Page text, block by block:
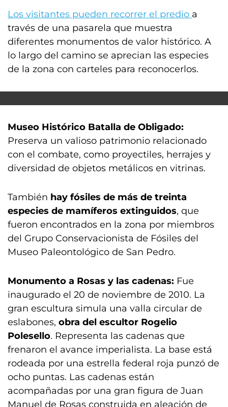
Los visitantes pueden recorrer el predio a
través de una pasarela que muestra
diferentes monumentos de valor histórico. A
lo largo del camino se aprecian las especies
de la zona con carteles para reconocerlos.
Museo Histórico Batalla de Obligado:
Preserva un valioso patrimonio relacionado
con el combate, como proyectiles, herrajes y
diversidad de objetos metálicos en vitrinas.
También hay fósiles de más de treinta
especies de mamíferos extinguidos, que
fueron encontrados en la zona por miembros
del Grupo Conservacionista de Fósiles del
Museo Paleontológico de San Pedro.
Monumento a Rosas y las cadenas: Fue
inaugurado el 20 de noviembre de 2010. La
gran escultura simula una valla circular de
eslabones, obra del escultor Rogelio
Polesello. Representa las cadenas que
frenaron el avance imperialista. La base está
rodeada por una estrella federal roja punzó de
ocho puntas. Las cadenas están
acompañadas por una gran figura de Juan
Manuel de Rosas construida en aleación de